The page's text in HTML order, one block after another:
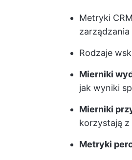
Metryki
Rodzaje
Mierniki
jak wyniki
Mierniki
korzystają z
Metryki